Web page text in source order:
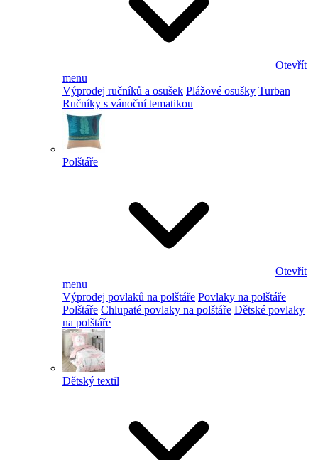
Otevřít
menu
Výprodej ručníků a osušek Plážové osušky Turban
Ručníky s vánoční tematikou
Polštáře
Otevřít
menu
Výprodej povlaků na polštáře Povlaky na polštáře
Polštáře Chlupaté povlaky na polštáře Dětské povlaky
na polštáře
Dětský textil